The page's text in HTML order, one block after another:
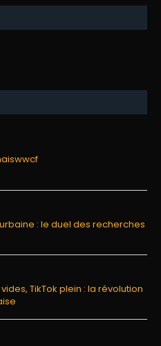
: le duel des recherches
TikTok plein : la révolution